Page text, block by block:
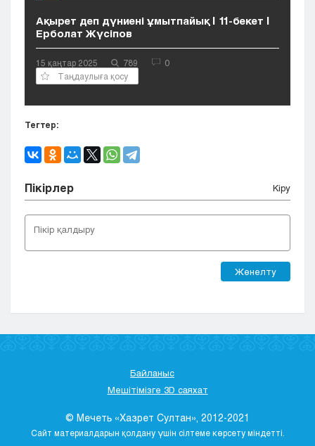
Ақырет деп дүниені ұмытпайық | 11-бекет |
Ерболат Жүсіпов
15 қаңтар 2025 789
0
Таңдаулыға қосу
Тегтер:
Пікірлер Кіру
Жөнелту
Байланыс
Мешітімізге 3D саяхат
© Мечеть «Хазрет Султан», 2012-2021
Сайт материалдарын қолдану үшін сілтеме көрсету міндетті.